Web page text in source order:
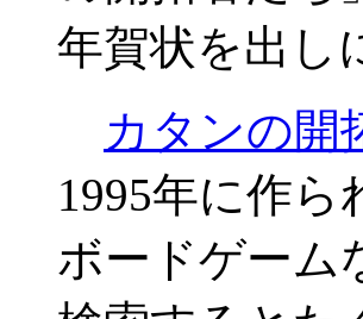
年賀状を出し
カタンの開
1995年に作
ボードゲーム